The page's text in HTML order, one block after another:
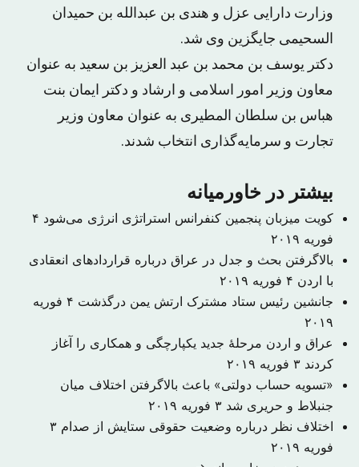
وزارت دارایی عزل و هندی بن عبدالله بن حمیدان
السحیمی جایگزین وی شد.
دکتر یوسف بن محمد بن عبد العزیز بن سعید به عنوان
معاون وزیر امور اسلامی و ارشاد و دکتر ایمان بنت
هباس بن سلطان المطیری به عنوان معاون وزیر
تجارت و سرمایه‌گذاری انتخاب شدند.
بیشتر در خاورمیانه
کویت میزبان پنجمین کنفرانس استراتژی انرژی می‌شود ۴
فوریه ۲۰۱۹
بالاگرفتن بحث و جدل در عراق درباره قراردادهای انعقادی
با اردن ۴ فوریه ۲۰۱۹
جانشین رئیس ستاد مشترک ارتش یمن درگذشت
۴ فوریه
۲۰۱۹
عراق و اردن مرحلهٔ جدید یکپارچگی و همکاری را آغاز
کردند ۳ فوریه ۲۰۱۹
«تسویه حساب دولتی» باعث بالاگرفتن اختلاف میان
جنبلاط و حریری شد ۳ فوریه ۲۰۱۹
اختلاف نظر درباره وضعیت حقوقی ستایش از صدام ۳
فوریه ۲۰۱۹